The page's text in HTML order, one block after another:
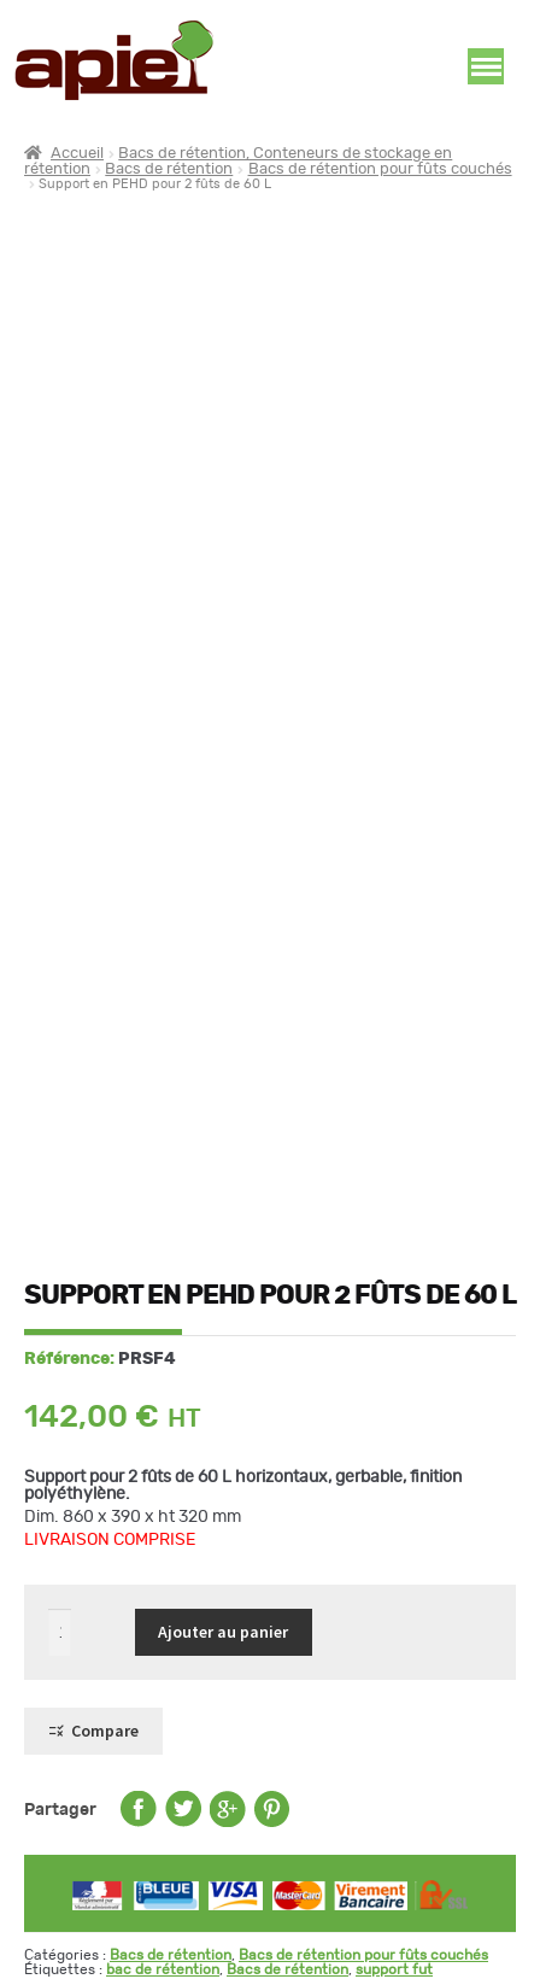
Accueil
Bacs de rétention, Conteneurs de stockage en
rétention
Bacs de rétention Bacs de rétention pour fûts couchés
Support en PEHD pour 2 fûts de 60 L
SUPPORT EN PEHD POUR 2 FÛTS DE 60 L
Référence: PRSF4
142,00 €
Support pour 2 fûts de 60 L horizontaux, gerbable, finition
polyéthylène.
Dim. 860 x 390 x ht 320 mm
LIVRAISON COMPRISE
quantité
de
fûts
Ajouter au panier
Compare
Partager
Catégories : Bacs de rétention
Bacs de rétention pour fûts couchés
Étiquettes : bac de rétention Bacs de rétention support fut